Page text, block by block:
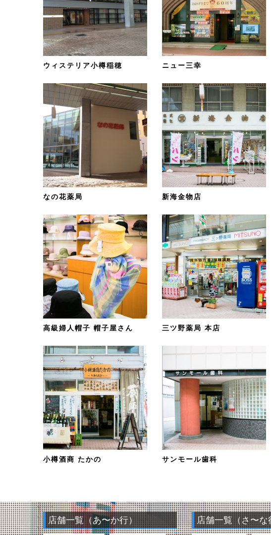
ウィステリア小樽稲穂 ニュー三幸
なの花薬局 新海金物店
高級婦人帽子 帽子屋さん 三ツ野薬局 本店
小樽酒商 たかの サンモール歯科
店舗一覧（あ〜か行） 店舗一覧（さ〜な